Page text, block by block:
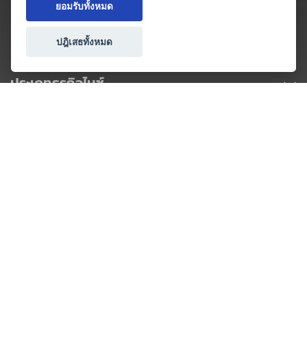
ประเภทธุรกิจไมซ์
ยอมรับทั้งหมด
ปฎิเสธทั้งหมด